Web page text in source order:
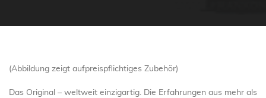
(Abbildung zeigt aufpreispflichtiges Zubehör)
Das Original – weltweit einzigartig. Die Erfahrungen aus mehr als